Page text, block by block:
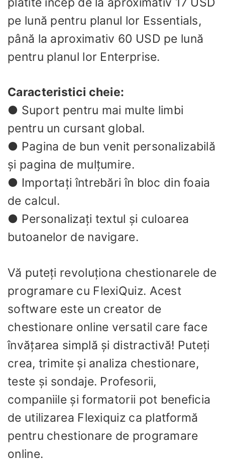
pe lună pentru planul lor Essentials,
până la aproximativ 60 USD pe lună
pentru planul lor Enterprise.
Caracteristici cheie:
● Suport pentru mai multe limbi
pentru un cursant global.
● Pagina de bun venit personalizabilă
și pagina de mulțumire.
● Importați întrebări în bloc din foaia
de calcul.
● Personalizați textul și culoarea
butoanelor de navigare.
Vă puteți revoluționa chestionarele de
programare cu FlexiQuiz. Acest
software este un creator de
chestionare online versatil care face
învățarea simplă și distractivă! Puteți
crea, trimite și analiza chestionare,
teste și sondaje. Profesorii,
companiile și formatorii pot beneficia
de utilizarea Flexiquiz ca platformă
pentru chestionare de programare
online.